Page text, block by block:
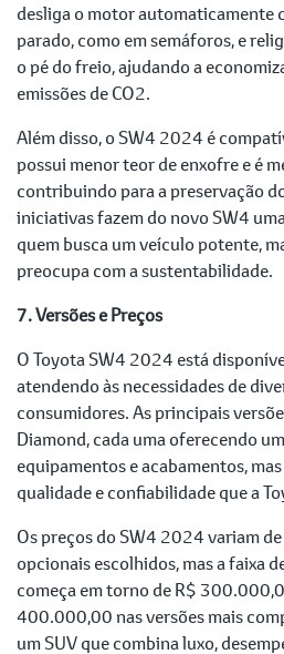
desliga o motor automaticamente
parado, como em semáforos, e
o pé do freio, ajudando a
emissões de CO2.
Além disso, o SW4 2024 é
possui menor teor de enxofre e é
contribuindo para a preservação
iniciativas fazem do novo SW4
quem busca um veículo potente,
preocupa com a sustentabilidade.
7. Versões e Preços
O Toyota SW4 2024 está
atendendo às necessidades de
consumidores. As principais
Diamond, cada uma oferecendo
equipamentos e acabamentos,
qualidade e confiabilidade que a
Os preços do SW4 2024 variam
opcionais escolhidos, mas a faixa
começa em torno de R$
400.000,00 nas versões mais
um SUV que combina luxo,